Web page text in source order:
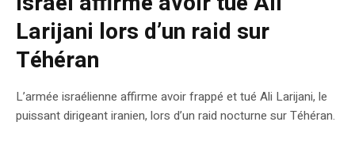
Larijani lors d’un raid sur
Téhéran
L’armée israélienne affirme avoir frappé et tué Ali Larijani, le
puissant dirigeant iranien, lors d’un raid nocturne sur Téhéran.